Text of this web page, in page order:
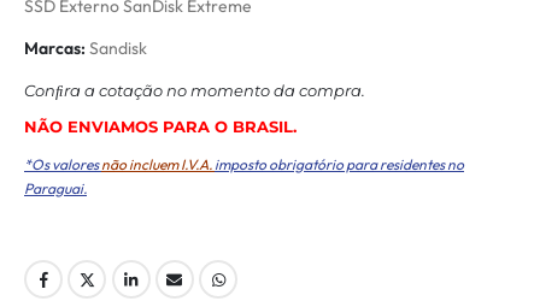
SSD Externo SanDisk Extreme
Marcas: Sandisk
Conﬁra a cotação no momento da compra.
NÃO ENVIAMOS PARA O BRASIL.
*Os valoresnão incluem I.V.A. imposto obrigatório para residentes no
Paraguai.